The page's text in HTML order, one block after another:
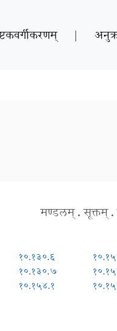
|
मण्डलम् . सूक्तम् .
१०.१३०.६
१०.१३०.७
१०.१५४.१